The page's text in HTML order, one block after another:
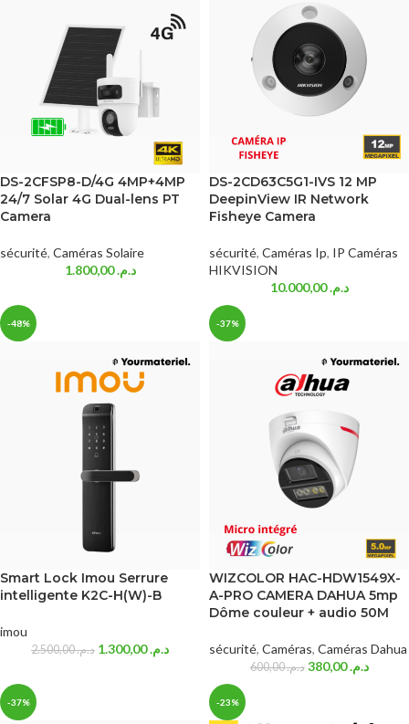
DS-2CFSP8-D/4G 4MP+4MP
24/7 Solar 4G Dual-lens PT
Camera
sécurité, Caméras Solaire
د.م.1.800,00
DS-2CD63C5G1-IVS 12 MP
DeepinView IR Network
Fisheye Camera
sécurité, Caméras Ip, IP Caméras
HIKVISION
د.م.10.000,00
-48%
Smart Lock Imou Serrure
intelligente K2C-H(W)-B
imou
د.م.2.500,00 د.م.1.300,00
-37%
WIZCOLOR HAC-HDW1549X-
A-PRO CAMERA DAHUA 5mp
Dôme couleur + audio 50M
sécurité, Caméras, Caméras Dahua
د.م.600,00 د.م.380,00
-37% -23%